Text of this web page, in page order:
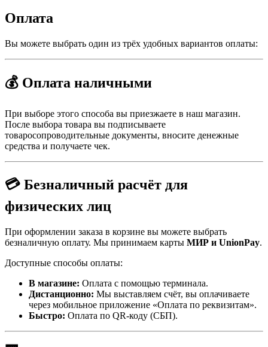
Оплата
Вы можете выбрать один из трёх удобных вариантов оплаты:
💰 Оплата наличными
При выборе этого способа вы приезжаете в наш магазин.
После выбора товара вы подписываете
товаросопроводительные документы, вносите денежные
средства и получаете чек.
💳 Безналичный расчёт для
физических лиц
При оформлении заказа в корзине вы можете выбрать
безналичную оплату. Мы принимаем карты МИР и UnionPay.
Доступные способы оплаты:
В магазине: Оплата с помощью терминала.
Дистанционно: Мы выставляем счёт, вы оплачиваете
через мобильное приложение «Оплата по реквизитам».
Быстро: Оплата по QR-коду (СБП).